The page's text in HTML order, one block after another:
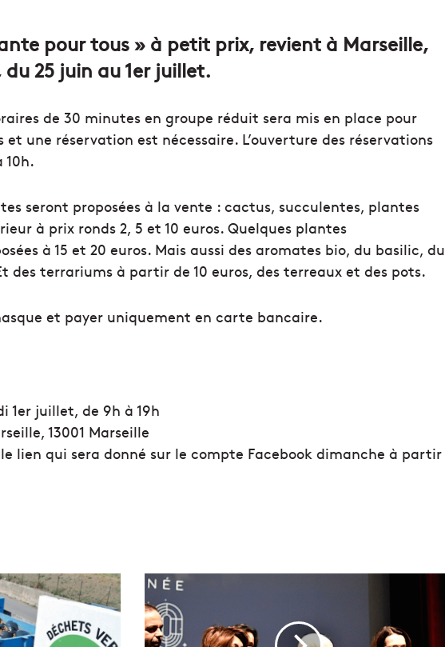
pour tous » à petit prix, revient à Marseille,
25 juin au 1er juillet.
de 30 minutes en groupe réduit sera mis en place pour
une réservation est nécessaire. L’ouverture des réservations
10h.
seront proposées à la vente : cactus, succulentes, plantes
à prix ronds 2, 5 et 10 euros. Quelques plantes
à 15 et 20 euros. Mais aussi des aromates bio, du basilic, du
terrariums à partir de 10 euros, des terreaux et des pots.
et payer uniquement en carte bancaire.
1er juillet, de 9h à 19h
13001 Marseille
lien qui sera donné sur le compte Facebook dimanche à partir
A
M
a
r